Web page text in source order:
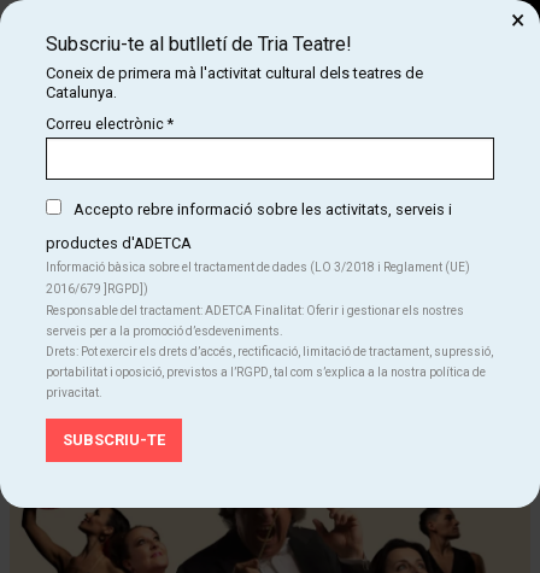
CARTELLERA
OPERÍSSIMA, DESCUBRE LA ÓPERA
Del dc. 28.05.25 al dg. 08.06.25
Teatre Apolo
Durada:90 min
Musical Teatre
Subscriu-te al butlletí de Tria Teatre!
Coneix de primera mà l'activitat cultural dels teatres de
Catalunya.
Correu electrònic*
Accepto rebre informació sobre les activitats, serveis i
productes d'ADETCA
Informació bàsica sobre el tractament de dades (LO 3/2018 i Reglament (UE)
2016/679 ]RGPD])
Responsable del tractament: ADETCA Finalitat: Oferir i gestionar els nostres
serveis per a la promoció d’esdeveniments.
Drets: Pot exercir els drets d’accés, rectificació, limitació de tractament, supressió,
portabilitat i oposició, previstos a l’RGPD, tal com s’explica a la nostra política de
privacitat.
×